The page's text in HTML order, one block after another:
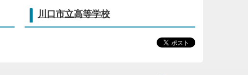
川口市立高等学校